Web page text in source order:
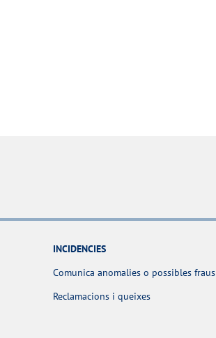
INCIDENCIES
Comunica anomalies o possibles fraus
Reclamacions i queixes